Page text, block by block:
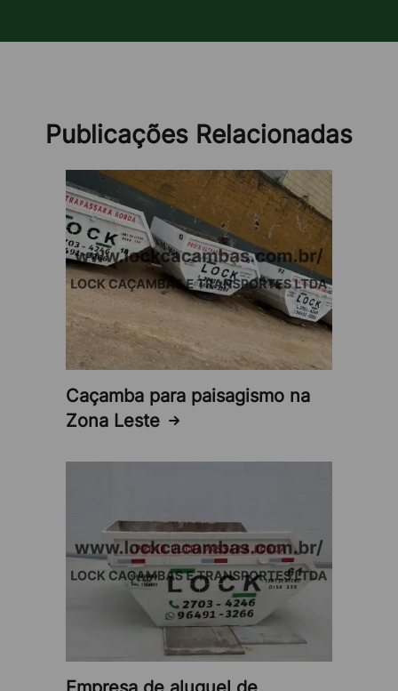
projetos que envolvem escavação e redesign de
jardins e áreas externas.
Conheça a Lock Caçambas!
Lock Caçambasoferece soluções completas de
aluguel de caçambapara atender às suas
necessidades de remoção de resíduos. Com anos de
experiência no setor, garantimos confiabilidade,
eficiência e preços competitivos.
Como entendemos a necessidade de agilidade na
manipulação de resíduos de projetos civis, a
Caçambasoferece atendimento personalizado a
retirada pontual, equipe profissional e experiente
ambientalmente correto de resíduos, cumprindo
todas as regulamentações.
Se está em busca de um serviço de aluguel de
confiável, que atenda a Zona Leste do
Município de São Paulo, incluindo aVila Alpina
proximidades, entre em contato com aLock
Caçambasatravés de nossos canais de atendimento
Publicações Relacionadas
Caçamba para paisagismo na
Zona Leste